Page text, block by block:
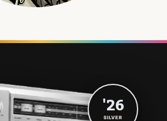
'26
SILVER